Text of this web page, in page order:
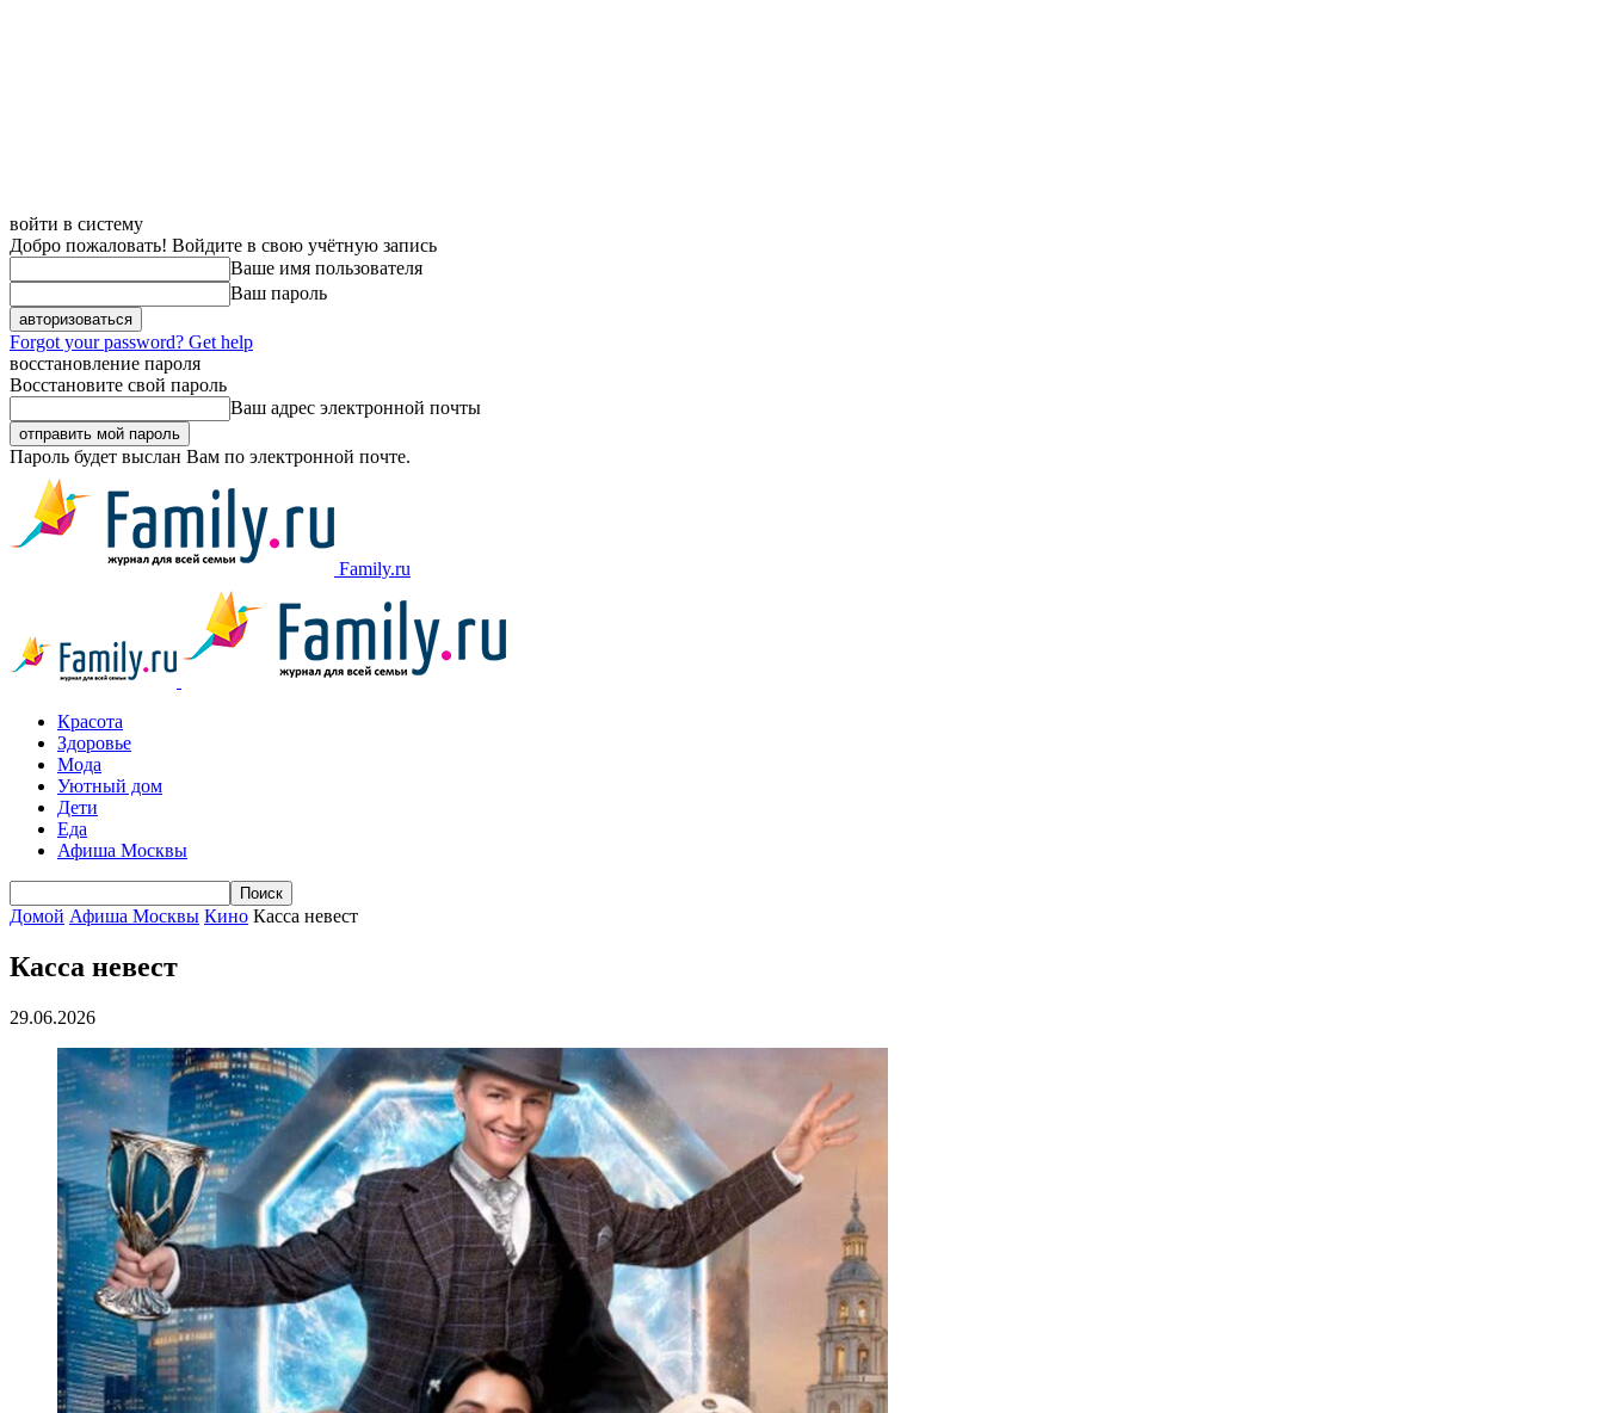
войти в систему
Добро пожаловать! Войдите в свою учётную запись
Ваше имя пользователя
Ваш пароль
Forgot your password? Get help
восстановление пароля
Восстановите свой пароль
Ваш адрес электронной почты
Пароль будет выслан Вам по электронной почте.
Family.ru
Красота
Здоровье
Мода
Уютный дом
Дети
Еда
Афиша Москвы
Домой Афиша Москвы Кино Касса невест
Касса невест
29.06.2026